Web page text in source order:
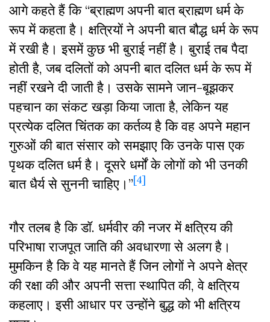
आगे कहते हैं कि “ब्राह्मण अपनी बात ब्राह्मण धर्म के
रूप में कहता है। क्षत्रियों ने अपनी बात बौद्ध धर्म के रूप
में रखी है। इसमें कुछ भी बुराई नहीं है। बुराई तब पैदा
होती है, जब दलितों को अपनी बात दलित धर्म के रूप में
नहीं रखने दी जाती है। उसके सामने जान-बूझकर
पहचान का संकट खड़ा किया जाता है, लेकिन यह
प्रत्येक दलित चिंतक का कर्तव्य है कि वह अपने महान
गुरुओं की बात संसार को समझाए कि उनके पास एक
पृथक दलित धर्म है। दूसरे धर्मों के लोगों को भी उनकी
बात धैर्य से सुननी चाहिए।”[4]
गौर तलब है कि डॉ. धर्मवीर की नजर में क्षत्रिय की
परिभाषा राजपूत जाति की अवधारणा से अलग है।
मुमकिन है कि वे यह मानते हैं जिन लोगों ने अपने क्षेत्र
की रक्षा की और अपनी सत्ता स्थापित की, वे क्षत्रिय
कहलाए। इसी आधार पर उन्होंने बुद्ध को भी क्षत्रिय